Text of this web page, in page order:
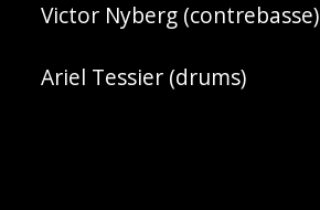
Victor Nyberg (contrebasse)
Ariel Tessier (drums)